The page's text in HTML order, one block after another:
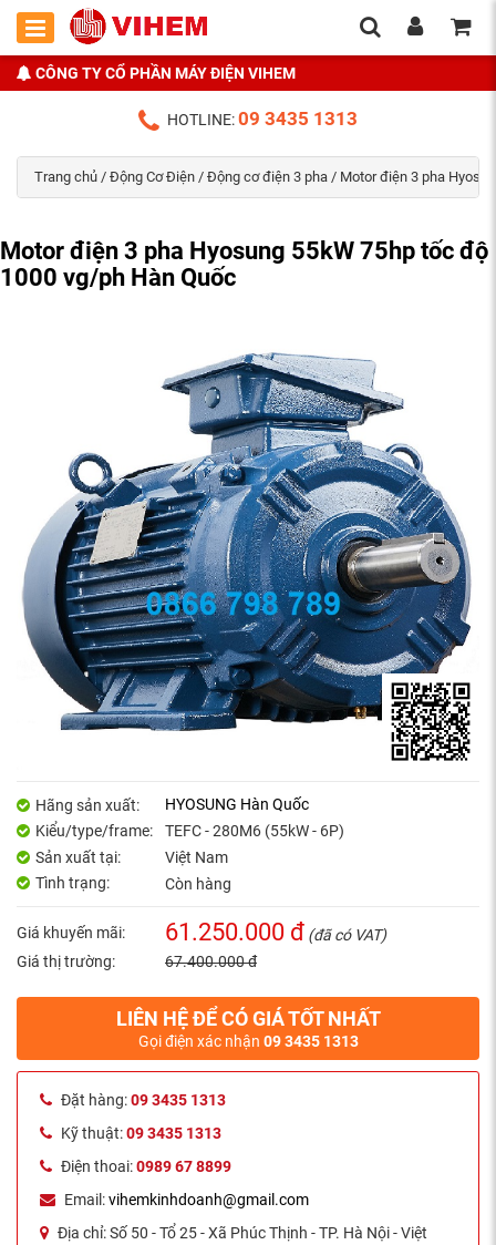
CÔNG TY CỔ PHẦN MÁY ĐIỆN VIHEM
HOTLINE:09 3435 1313
Trang chủ / Động Cơ Điện / Động cơ điện 3 pha / Motor điện 3 pha
Motor điện 3 pha Hyosung 55kW 75hp tốc độ
1000 vg/ph Hàn Quốc
Hãng sản xuất:
HYOSUNG Hàn Quốc
Kiểu/type/frame:
TEFC - 280M6 (55kW - 6P)
Sản xuất tại:
Việt Nam
Tình trạng:
Còn hàng
Giá khuyến mãi: 61.250.000 đ (đã có VAT)
Giá thị trường:
67.400.000 đ
LIÊN HỆ ĐỂ CÓ GIÁ TỐT NHẤT
Gọi điện xác nhận 09 3435 1313
Đặt hàng:09 3435 1313
Kỹ thuật:09 3435 1313
Điện thoai:0989 67 8899
Email:vihemkinhdoanh@gmail.com
Địa chỉ:Số 50 - Tổ 25 - Xã Phúc Thịnh - TP. Hà Nội - Việt